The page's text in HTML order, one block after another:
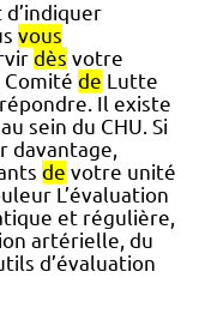
vous
dès votre
de Lutte
Il existe
sein du CHU. Si
davantage,
de votre unité
L’évaluation
et régulière,
artérielle, du
d’évaluation